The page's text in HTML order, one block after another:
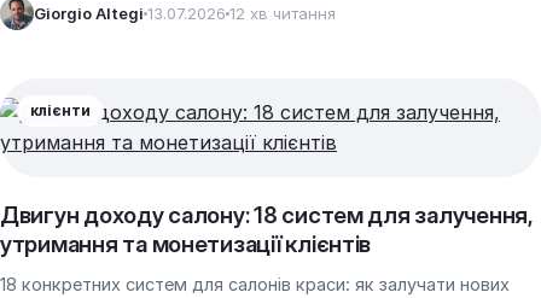
Giorgio Altegi 13.07.2026 12 хв читання
клієнти
Двигун доходу салону: 18 систем для залучення,
утримання та монетизації клієнтів
18 конкретних систем для салонів краси: як залучати нових